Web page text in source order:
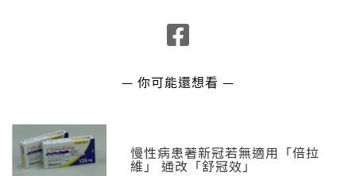
— 你可能還想看 —
慢性病患著新冠若無適用「倍拉
維」 通改「舒冠效」